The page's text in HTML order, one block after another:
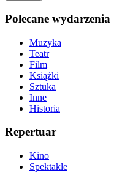
Polecane wydarzenia
Muzyka
Teatr
Film
Książki
Sztuka
Inne
Historia
Repertuar
Kino
Spektakle